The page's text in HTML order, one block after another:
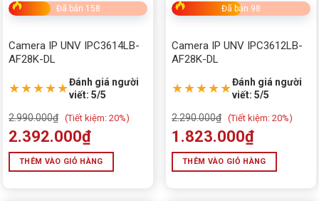
Đã bán 158
Camera IP UNV IPC3614LB-
AF28K-DL
★★★★★Đánh giá người
viết: 5/5
2.990.000₫ (Tiết kiệm: 20%)
2.392.000₫
THÊM VÀO GIỎ HÀNG
Đã bán 98
Camera IP UNV IPC3612LB-
AF28K-DL
★★★★★Đánh giá người
viết: 5/5
2.290.000₫ (Tiết kiệm: 20%)
1.823.000₫
THÊM VÀO GIỎ HÀNG